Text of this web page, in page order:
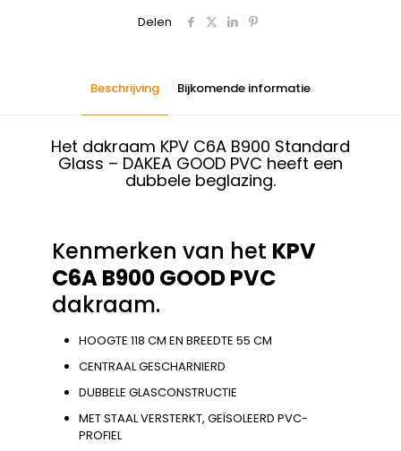
Delen
Beschrijving Bijkomende informatie
Het dakraam KPV C6A B900 Standard
Glass – DAKEA GOOD PVC heeft een
dubbele beglazing.
Kenmerken van het KPV
C6A B900 GOOD PVC
dakraam.
HOOGTE 118 CM EN BREEDTE 55 CM
CENTRAAL GESCHARNIERD
DUBBELE GLASCONSTRUCTIE
MET STAAL VERSTERKT, GEÏSOLEERD PVC-
PROFIEL